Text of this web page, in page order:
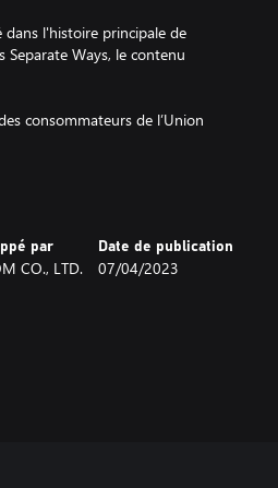
l'histoire principale de
Separate Ways, le contenu
consommateurs de l’Union
sont disponibles à l’adresse
par
CO., LTD.
Date de publication
07/04/2023